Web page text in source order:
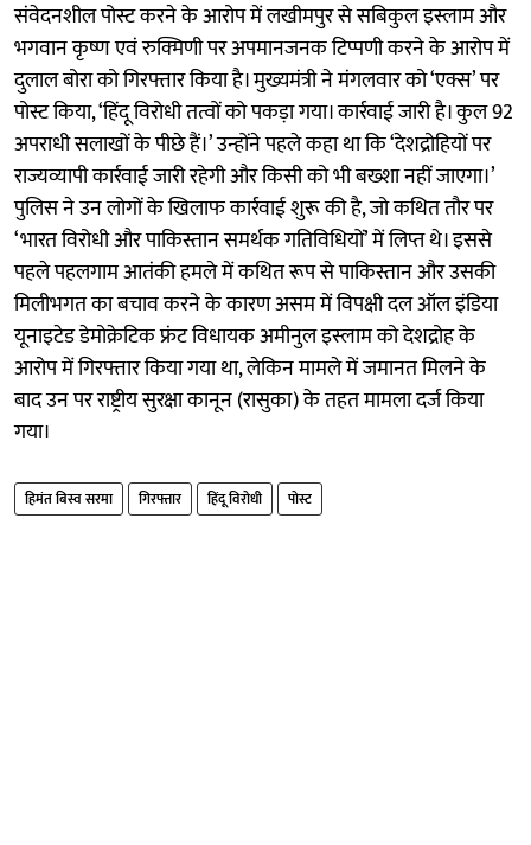
संवेदनशील पोस्ट करने के आरोप में लखीमपुर से सबिकुल इस्लाम और
भगवान कृष्ण एवं रुक्मिणी पर अपमानजनक टिप्पणी करने के आरोप में
दुलाल बोरा को गिरफ्तार किया है। मुख्यमंत्री ने मंगलवार को ‘एक्स’ पर
पोस्ट किया, ‘हिंदू विरोधी तत्वों को पकड़ा गया। कार्रवाई जारी है। कुल 92
अपराधी सलाखों के पीछे हैं।’ उन्होंने पहले कहा था कि ‘देशद्रोहियों पर
राज्यव्यापी कार्रवाई जारी रहेगी और किसी को भी बख्शा नहीं जाएगा।’
पुलिस ने उन लोगों के खिलाफ कार्रवाई शुरू की है, जो कथित तौर पर
‘भारत विरोधी और पाकिस्तान समर्थक गतिविधियों’ में लिप्त थे। इससे
पहले पहलगाम आतंकी हमले में कथित रूप से पाकिस्तान और उसकी
मिलीभगत का बचाव करने के कारण असम में विपक्षी दल ऑल इंडिया
यूनाइटेड डेमोक्रेटिक फ्रंट विधायक अमीनुल इस्लाम को देशद्रोह के
आरोप में गिरफ्तार किया गया था, लेकिन मामले में जमानत मिलने के
बाद उन पर राष्ट्रीय सुरक्षा कानून (रासुका) के तहत मामला दर्ज किया
गया।
हिमंत बिस्व सरमा गिरफ्तार हिंदू विरोधी पोस्ट